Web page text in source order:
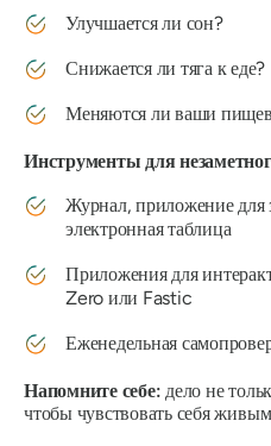
Улучшается ли сон?
Снижается ли тяга к еде?
Меняются ли ваши
Инструменты для
Журнал, приложение для
электронная таблица
Приложения для
Zero или Fastic
Еженедельная
Напомните себе: дело не
чтобы чувствовать себя